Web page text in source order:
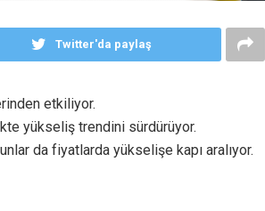
Twitter'da paylaş
etkiliyor.
yükseliş trendini sürdürüyor.
da fiyatlarda yükselişe kapı aralıyor.